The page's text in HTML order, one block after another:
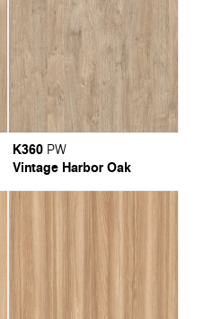
K360 PW
Vintage Harbor Oak